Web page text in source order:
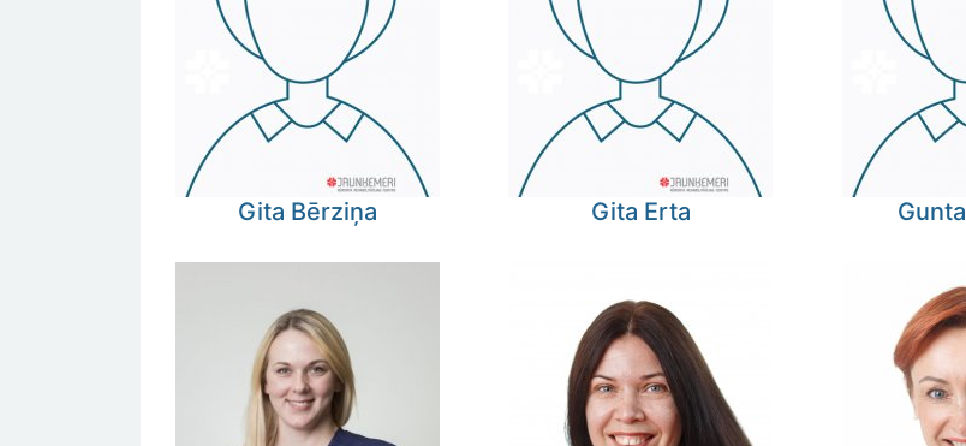
Gita Bērziņa Gita Erta Gunta